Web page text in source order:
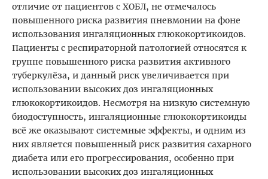
отличие от пациентов с ХОБЛ, не отмечалось
повышенного риска развития пневмонии на фоне
использования ингаляционных глюкокортикоидов.
Пациенты с респираторной патологией относятся к
группе повышенного риска развития активного
туберкулёза, и данный риск увеличивается при
использовании высоких доз ингаляционных
глюкокортикоидов. Несмотря на низкую системную
биодоступность, ингаляционные глюкокортикоиды
всё же оказывают системные эффекты, и одним из
них является повышенный риск развития сахарного
диабета или его прогрессирования, особенно при
использовании высоких доз ингаляционных